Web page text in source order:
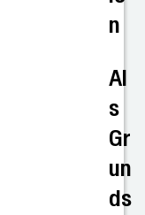
n
Al
s
Gr
un
ds